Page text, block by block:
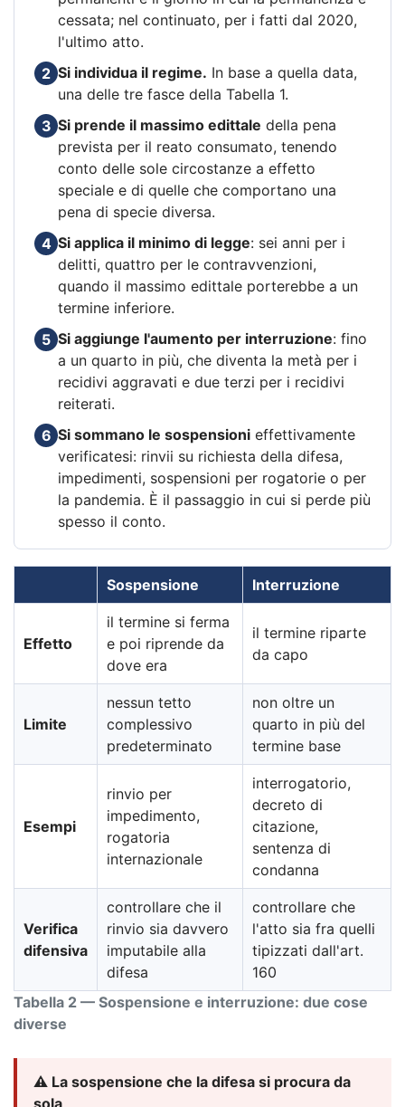
cessata; nel continuato, per i fatti dal 2020,
l'ultimo atto.
2 Si individua il regime. In base a quella data,
una delle tre fasce della Tabella 1.
3 Si prende il massimo edittale della pena
prevista per il reato consumato, tenendo
conto delle sole circostanze a effetto
speciale e di quelle che comportano una
pena di specie diversa.
4 Si applica il minimo di legge: sei anni per i
delitti, quattro per le contravvenzioni,
quando il massimo edittale porterebbe a un
termine inferiore.
5 Si aggiunge l'aumento per interruzione: fino
a un quarto in più, che diventa la metà per i
recidivi aggravati e due terzi per i recidivi
reiterati.
6 Si sommano le sospensioni effettivamente
verificatesi: rinvii su richiesta della difesa,
impedimenti, sospensioni per rogatorie o per
la pandemia. È il passaggio in cui si perde più
spesso il conto.
Tabella 2 — Sospensione e interruzione: due cose
diverse
Sospensione Interruzione
Effetto
il termine si ferma
e poi riprende da
dove era
il termine riparte
da capo
Limite
nessun tetto
complessivo
predeterminato
non oltre un
quarto in più del
termine base
Esempi
rinvio per
impedimento,
rogatoria
internazionale
interrogatorio,
decreto di
citazione,
sentenza di
condanna
Verifica
difensiva
controllare che il
rinvio sia davvero
imputabile alla
difesa
controllare che
l'atto sia fra quelli
tipizzati dall'art.
160
⚠️ La sospensione che la difesa si procura da
sola